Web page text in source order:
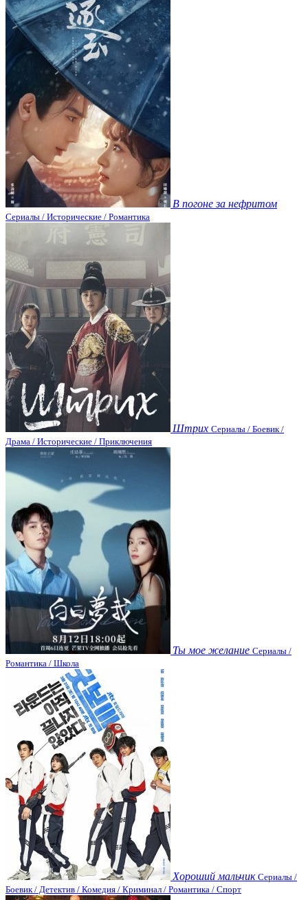
В погоне за нефритом
Сериалы / Исторические / Романтика
Штрих Сериалы / Боевик /
Драма / Исторические / Приключения
Ты мое желание Сериалы /
Романтика / Школа
Хороший мальчик Сериалы /
Боевик / Детектив / Комедия / Криминал / Романтика / Спорт